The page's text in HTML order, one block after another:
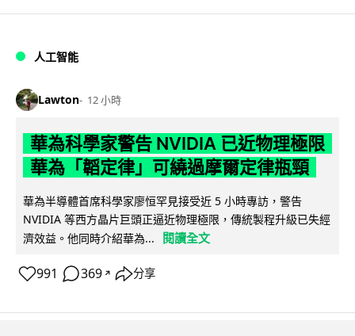
人工智能
Lawton 12 小時
華為科學家警告 NVIDIA 已近物理極限
華為「韜定律」可繞過摩爾定律瓶頸
華為半導體首席科學家廖恒罕見接受近 5 小時專訪，警告
NVIDIA 等西方晶片巨頭正逼近物理極限，傳統製程升級已失經
濟效益。他同時介紹華為...
閱讀全文
991 369 ↗ 分享